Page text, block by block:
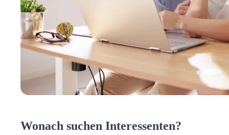
Wonach suchen Interessenten?